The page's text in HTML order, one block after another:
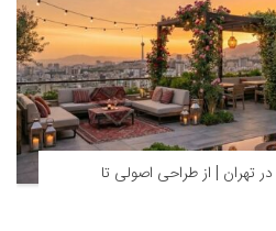
در تهران | از طراحی اصولی تا